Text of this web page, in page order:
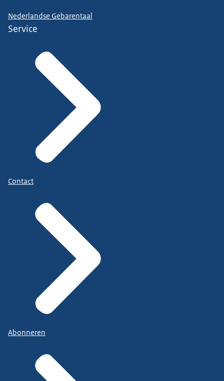
Nederlandse Gebarentaal
Service
Contact
Abonneren